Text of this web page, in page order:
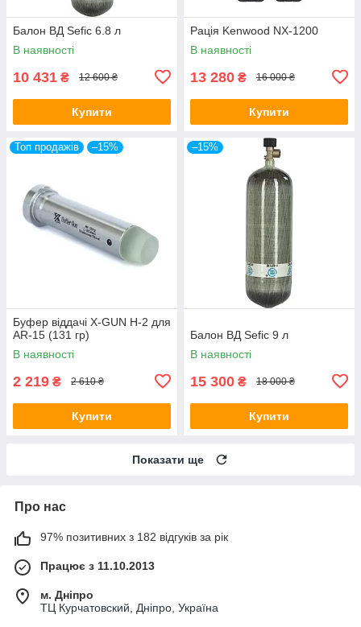
Балон ВД Sefic 6.8 л
В наявності
10 431 ₴ 12 600 ₴
Купити
Рація Kenwood NX-1200
В наявності
13 280 ₴ 16 000 ₴
Купити
Топ продажів –15%
Буфер віддачі X-GUN H-2 для
AR-15 (131 гр)
В наявності
2 219 ₴ 2 610 ₴
Купити
–15%
Балон ВД Sefic 9 л
В наявності
15 300 ₴ 18 000 ₴
Купити
Показати ще
Про нас
97% позитивних з 182 відгуків за рік
Працює з 11.10.2013
м. Дніпро
ТЦ Курчатовский, Дніпро, Україна